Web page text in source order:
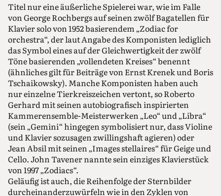
Titel nur eine äußerliche Spielerei war, wie im Falle
von George Rochbergs auf seinen zwölf Bagatellen für
Klavier solo von 1952 basierendem „Zodiac for
orchestra“, der laut Angabe des Komponisten lediglich
das Symbol eines auf der Gleichwertigkeit der zwölf
Töne basierenden „vollendeten Kreises“ benennt
(ähnliches gilt für Beiträge von Ernst Krenek und Boris
Tschaikowsky). Manche Komponisten haben auch
nur einzelne Tierkreiszeichen vertont, so Roberto
Gerhard mit seinen autobiografisch inspirierten
Kammerensemble-Meisterwerken „Leo“ und „Libra“
(sein „Gemini“ hingegen symbolisiert nur, dass Violine
und Klavier sozusagen zwillingshaft agieren) oder
Jean Absil mit seinen „Images stellaires“ für Geige und
Cello. John Tavener nannte sein einziges Klavierstück
von 1997 „Zodiacs“.
Geläufig ist auch, die Reihenfolge der Sternbilder
durcheinanderzuwürfeln wie in den Zyklen von